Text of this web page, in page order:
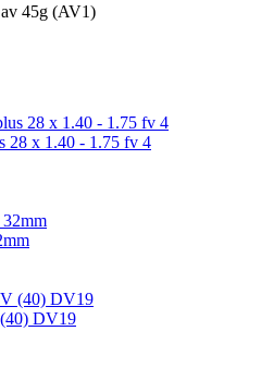
45g (AV1)
28 x 1.40 - 1.75 fv 4
DV19